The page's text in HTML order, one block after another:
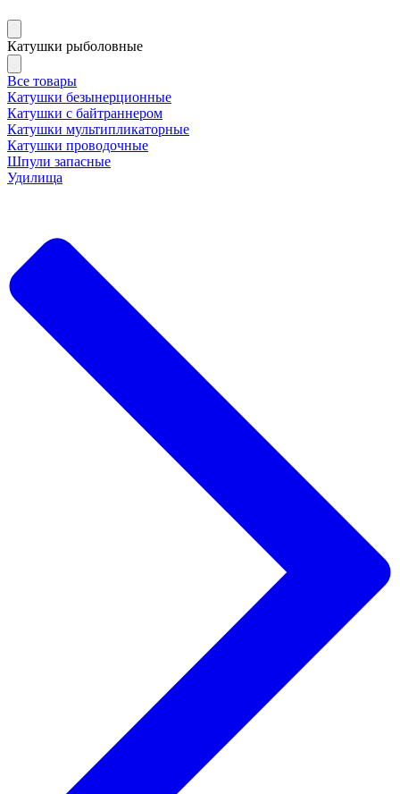
Катушки рыболовные
Все товары
Катушки безынерционные
Катушки с байтраннером
Катушки мультипликаторные
Катушки проводочные
Шпули запасные
Удилища